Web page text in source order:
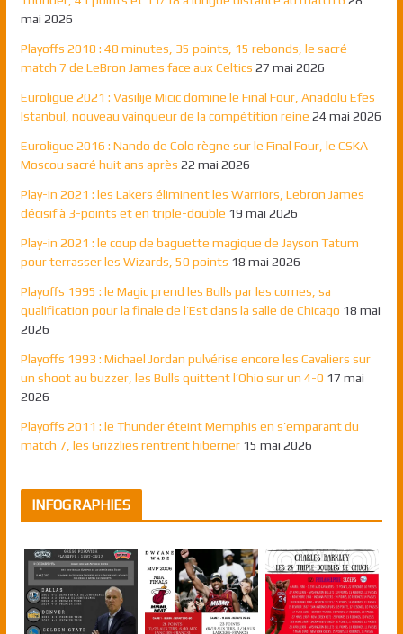
mai 2026
Playoffs 2018 : 48 minutes, 35 points, 15 rebonds, le sacré
match 7 de LeBron James face aux Celtics 27 mai 2026
Euroligue 2021 : Vasilije Micic domine le Final Four, Anadolu Efes
Istanbul, nouveau vainqueur de la compétition reine 24 mai 2026
Euroligue 2016 : Nando de Colo règne sur le Final Four, le CSKA
Moscou sacré huit ans après 22 mai 2026
Play-in 2021 : les Lakers éliminent les Warriors, Lebron James
décisif à 3-points et en triple-double 19 mai 2026
Play-in 2021 : le coup de baguette magique de Jayson Tatum
pour terrasser les Wizards, 50 points 18 mai 2026
Playoffs 1995 : le Magic prend les Bulls par les cornes, sa
qualification pour la finale de l’Est dans la salle de Chicago 18 mai
2026
Playoffs 1993 : Michael Jordan pulvérise encore les Cavaliers sur
un shoot au buzzer, les Bulls quittent l’Ohio sur un 4-0 17 mai
2026
Playoffs 2011 : le Thunder éteint Memphis en s’emparant du
match 7, les Grizzlies rentrent hiberner 15 mai 2026
INFOGRAPHIES